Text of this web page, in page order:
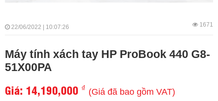
22/06/2022 | 10:07:26 1671
Máy tính xách tay HP ProBook 440 G8-
51X00PA
Giá: 14,190,000 ₫ (Giá đã bao gồm VAT)